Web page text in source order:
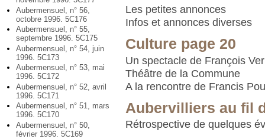
Aubermensuel, n° 56,
octobre 1996. 5C176
Aubermensuel, n° 55,
septembre 1996. 5C175
Aubermensuel, n° 54, juin
1996. 5C173
Aubermensuel, n° 53, mai
1996. 5C172
Aubermensuel, n° 52, avril
1996. 5C171
Aubermensuel, n° 51, mars
1996. 5C170
Aubermensuel, n° 50,
février 1996. 5C169
Les petites annonces
Infos et annonces diverses
Culture page 20
Un spectacle de François
Théâtre de la Commune
A la rencontre de Francis
Aubervilliers au fil
Rétrospective de quelques